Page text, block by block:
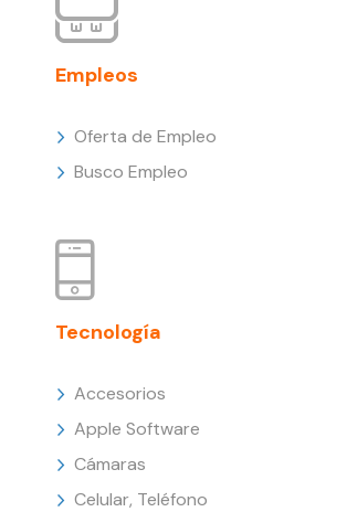
Empleos
Oferta de Empleo
Busco Empleo
Tecnología
Accesorios
Apple Software
Cámaras
Celular, Teléfono